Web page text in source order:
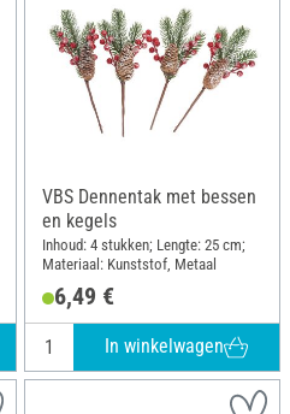
VBS Dennentak met bessen
en kegels
Inhoud: 4 stukken; Lengte: 25 cm;
Materiaal: Kunststof, Metaal
6,49 €
In winkelwagen